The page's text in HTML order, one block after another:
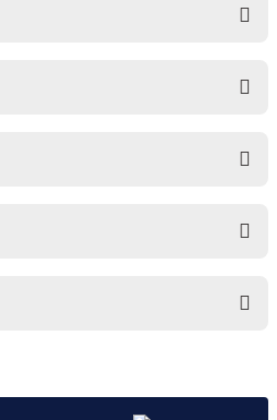
formunu kullanarak tarafımıza
yorumu siz yapın!